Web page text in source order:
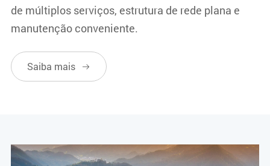
de múltiplos serviços, estrutura de rede plana e
manutenção conveniente.
Saiba mais 